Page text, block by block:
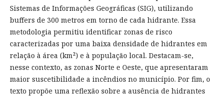
Sistemas de Informações Geográficas (SIG), utilizando
buffers de 300 metros em torno de cada hidrante. Essa
metodologia permitiu identificar zonas de risco
caracterizadas por uma baixa densidade de hidrantes em
relação à área (km²) e à população local. Destacam-se,
nesse contexto, as zonas Norte e Oeste, que apresentaram
maior suscetibilidade a incêndios no município. Por fim, o
texto propõe uma reflexão sobre a ausência de hidrantes